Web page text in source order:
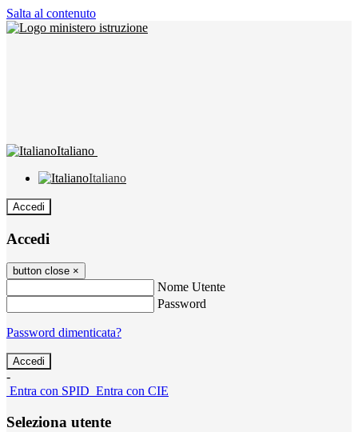
Salta al contenuto
Italiano
Italiano
Accedi
Accedi
button close ×
Nome Utente
Password
Password dimenticata?
-
Entra con SPID Entra con CIE
Seleziona utente